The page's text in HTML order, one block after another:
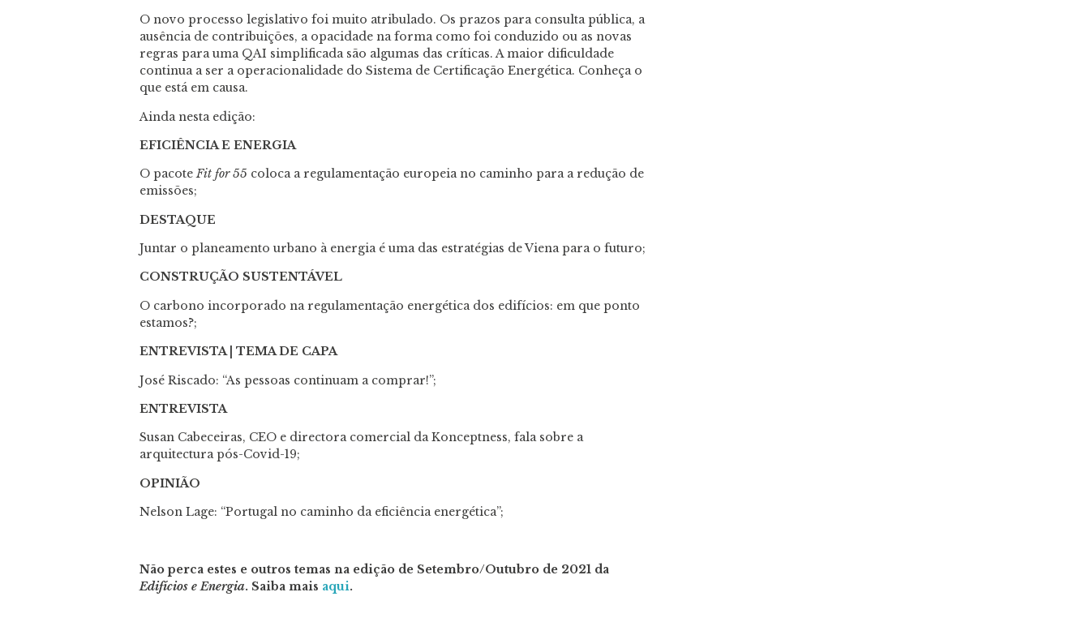
O novo processo legislativo foi muito atribulado. Os prazos para consulta pública, a
ausência de contribuições, a opacidade na forma como foi conduzido ou as novas
regras para uma QAI simplificada são algumas das críticas. A maior dificuldade
continua a ser a operacionalidade do Sistema de Certificação Energética. Conheça o
que está em causa.
Ainda nesta edição:
EFICIÊNCIA E ENERGIA
O pacoteFit for 55 coloca a regulamentação europeia no caminho para a redução de
emissões;
DESTAQUE
Juntar o planeamento urbano à energia é uma das estratégias de Viena para o futuro;
CONSTRUÇÃO SUSTENTÁVEL
O carbono incorporado na regulamentação energética dos edifícios: em que ponto
estamos?;
ENTREVISTA | TEMA DE CAPA
José Riscado: “As pessoas continuam a comprar!”;
ENTREVISTA
Susan Cabeceiras, CEO e directora comercial da Konceptness, fala sobre a
arquitectura pós-Covid-19;
OPINIÃO
Nelson Lage: “Portugal no caminho da eficiência energética”;
Não perca estes e outros temas na edição de Setembro/Outubro de 2021 da
Edifícios e Energia. Saiba mais aqui.